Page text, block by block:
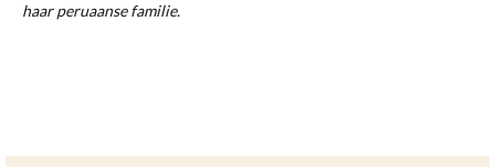
haar peruaanse familie.